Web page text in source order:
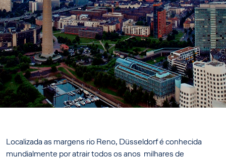
Localizada as margens rio Reno, Düsseldorf é conhecida
mundialmente por atrair todos os anos milhares de